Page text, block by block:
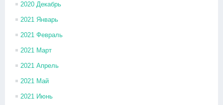
2020 Декабрь
2021 Январь
2021 Февраль
2021 Март
2021 Апрель
2021 Май
2021 Июнь